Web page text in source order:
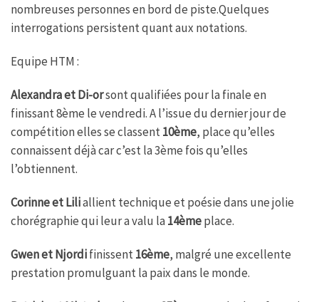
nombreuses personnes en bord de piste.Quelques
interrogations persistent quant aux notations.
Equipe HTM :
Alexandra et Di-orsont qualifiées pour la finale en
finissant 8ème le vendredi. A l’issue du dernier jour de
compétition elles se classent10ème, place qu’elles
connaissent déjà car c’est la 3ème fois qu’elles
l’obtiennent.
Corinne et Liliallient technique et poésie dans une jolie
chorégraphie qui leur a valu la14èmeplace.
Gwen et Njordifinissent16ème, malgré une excellente
prestation promulguant la paix dans le monde.